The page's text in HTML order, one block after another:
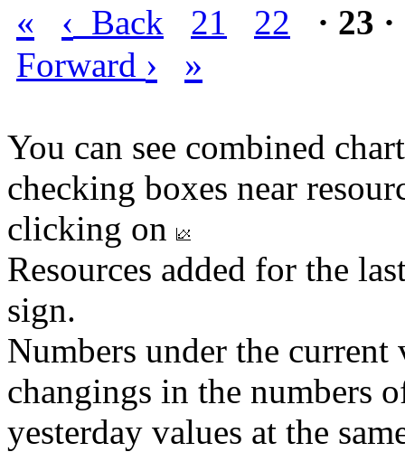
« ‹ Back 21 22
· 23 ·
Forward › »
You can see combined
checking boxes near
clicking on
Resources added for the
sign.
Numbers under the
changings in the numbers
yesterday values at the